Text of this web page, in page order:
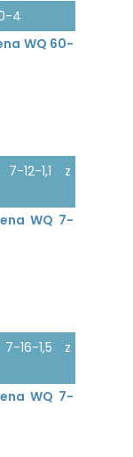
4
WQ 60-
12-1,1 z
WQ 7-
16-1,5 z
WQ 7-